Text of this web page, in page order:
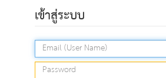
เข้าสู่ระบบ